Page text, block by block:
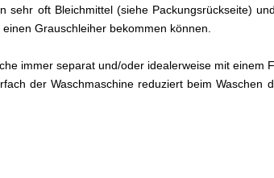
sehr oft Bleichmittel (siehe Packungsrückseite)
Grauschleiher bekommen können.
immer separat und/oder idealerweise mit
der Waschmaschine reduziert beim